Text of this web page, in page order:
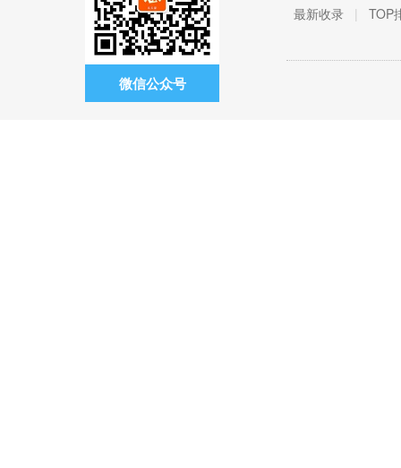
微信公众号
最新收录 | TOP